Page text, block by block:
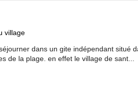
village
dans un gite indépendant situé
de la plage. en effet le village de sant...